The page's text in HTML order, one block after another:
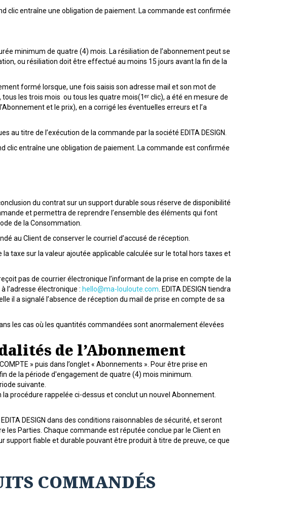
clic entraîne une obligation de paiement. La commande est confirmée
minimum de quatre (4) mois. La résiliation de l’abonnement peut se
ou résiliation doit être effectué au moins 15 jours avant la fin de la
formé lorsque, une fois saisis son adresse mail et son mot de
tous les trois mois ou tous les quatre mois(1 er clic), a été en mesure de
et le prix), en a corrigé les éventuelles erreurs et l’a
titre de l’exécution de la commande par la société EDITA DESIGN.
clic entraîne une obligation de paiement. La commande est confirmée
du contrat sur un support durable sous réserve de disponibilité
et permettra de reprendre l’ensemble des éléments qui font
de la Consommation.
au Client de conserver le courriel d’accusé de réception.
taxe sur la valeur ajoutée applicable calculée sur le total hors taxes et
pas de courrier électronique l’informant de la prise en compte de la
l’adresse électronique : hello@ma-louloute.com . EDITA DESIGN tiendra
il a signalé l’absence de réception du mail de prise en compte de sa
les cas où les quantités commandées sont anormalement élevées
de l’Abonnement
» puis dans l’onglet « Abonnements ». Pour être prise en
de la période d'engagement de quatre (4) mois minimum.
suivante.
procédure rappelée ci-dessus et conclut un nouvel Abonnement.
DESIGN dans des conditions raisonnables de sécurité, et seront
Parties. Chaque commande est réputée conclue par le Client en
support fiable et durable pouvant être produit à titre de preuve, ce que
COMMANDÉS